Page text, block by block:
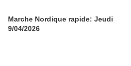
Marche Nordique rapide: Jeudi
9/04/2026